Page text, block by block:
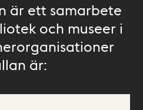
är ett samarbete
och museer i
är: